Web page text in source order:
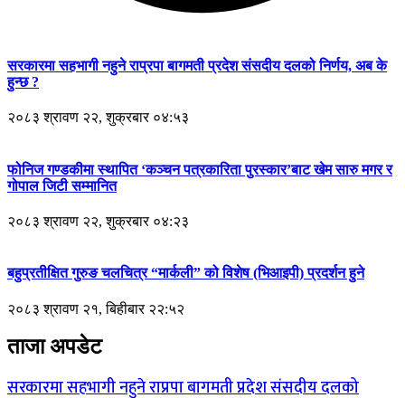
सरकारमा सहभागी नहुने राप्रपा बागमती प्रदेश संसदीय दलको निर्णय, अब के
हुन्छ ?
२०८३ श्रावण २२, शुक्रबार ०४:५३
फोनिज गण्डकीमा स्थापित ‘कञ्चन पत्रकारिता पुरस्कार’बाट खेम सारु मगर र
गोपाल जिटी सम्मानित
२०८३ श्रावण २२, शुक्रबार ०४:२३
बहुप्रतीक्षित गुरुङ चलचित्र “मार्कली” को विशेष (भिआइपी) प्रदर्शन हुने
२०८३ श्रावण २१, बिहीबार २२:५२
ताजा अपडेट
सरकारमा सहभागी नहुने राप्रपा बागमती प्रदेश संसदीय दलको